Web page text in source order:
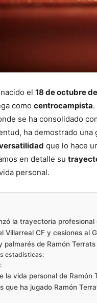
el 18 de octubre
como centrocampista
se ha consolidado
ha demostrado una
que lo hace
en detalle su
personal.
la trayectoria profesional
Villarreal CF y cesiones al
palmarés de Ramón Terrats
estadísticas:
la vida personal de Ramón
que ha jugado Ramón